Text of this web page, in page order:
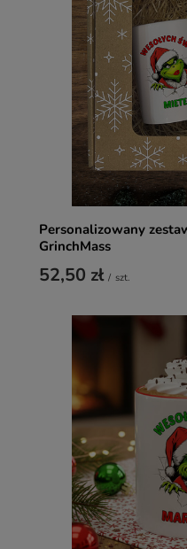
Personalizowany
GrinchMass
52,50 zł / szt.